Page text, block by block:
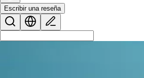
Escribir una reseña